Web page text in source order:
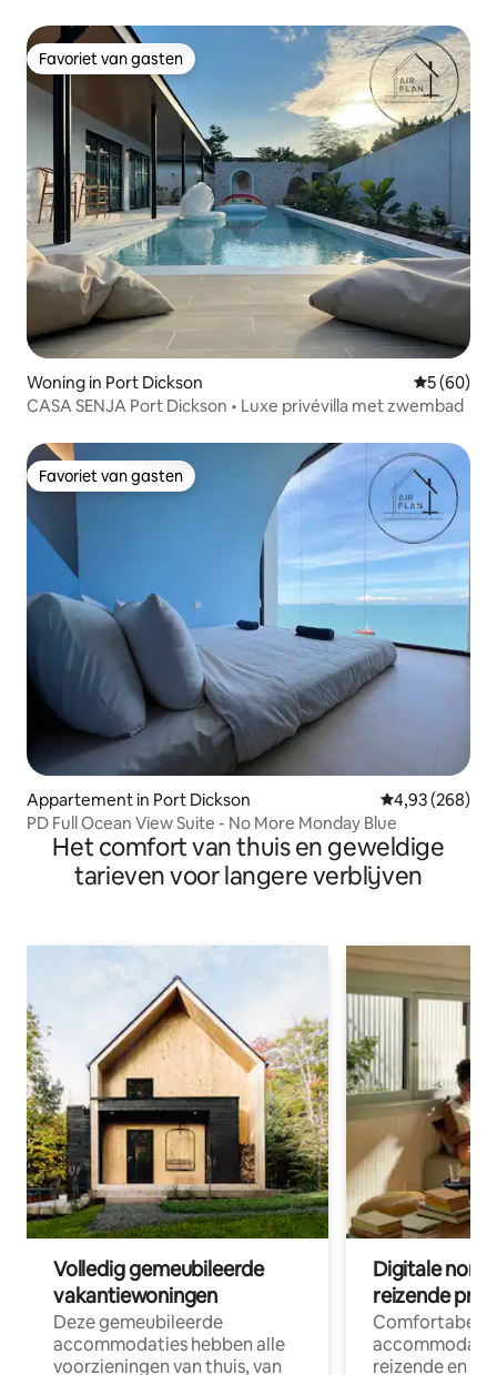
Favoriet van gasten
Favoriet van gasten
Woning in Port Dickson
5 (60)
CASA SENJA Port Dickson • Luxe privévilla met zwembad
Favoriet van gasten
Favoriet van gasten
Appartement in Port Dickson Gemiddelde
4,93 (268)
PD Full Ocean View Suite - No More Monday Blue
Het comfort van thuis en geweldige
tarieven voor langere verblijven
Volledig gemeubileerde
vakantiewoningen
Deze gemeubileerde
accommodaties hebben alle
voorzieningen van thuis, van
Digitale
reizende
Comfortabele
reizende en